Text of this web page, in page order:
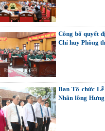
Công bố quyết
Chỉ huy Phòng
Ban Tổ chức
Nhãn lồng